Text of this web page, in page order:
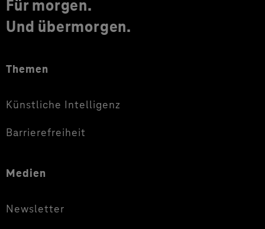
Für morgen.
Und übermorgen.
Themen
Künstliche Intelligenz
Barrierefreiheit
Medien
Newsletter